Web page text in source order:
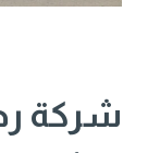
شركة